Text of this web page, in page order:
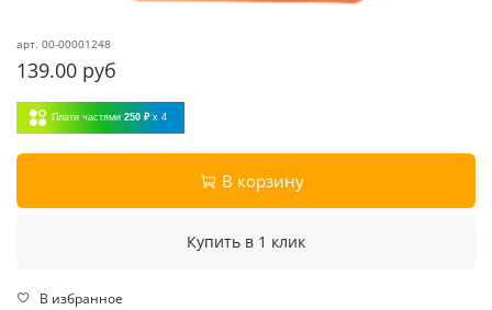
арт. 00-00001248
139.00 руб
Плати частями 250 ₽ x 4
В корзину
Купить в 1 клик
В избранное